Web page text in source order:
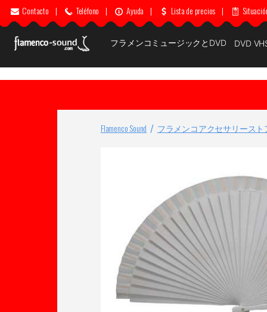
Contacto | Teléfono | Ayuda | Lista de precios |
フラメンコミュージックとDVD DVD
Flamenco Sound フラメンコアクセサリースト